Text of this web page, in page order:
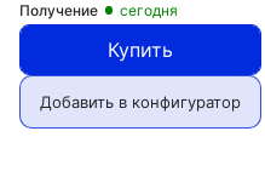
Получение сегодня
Купить
Добавить в конфигуратор